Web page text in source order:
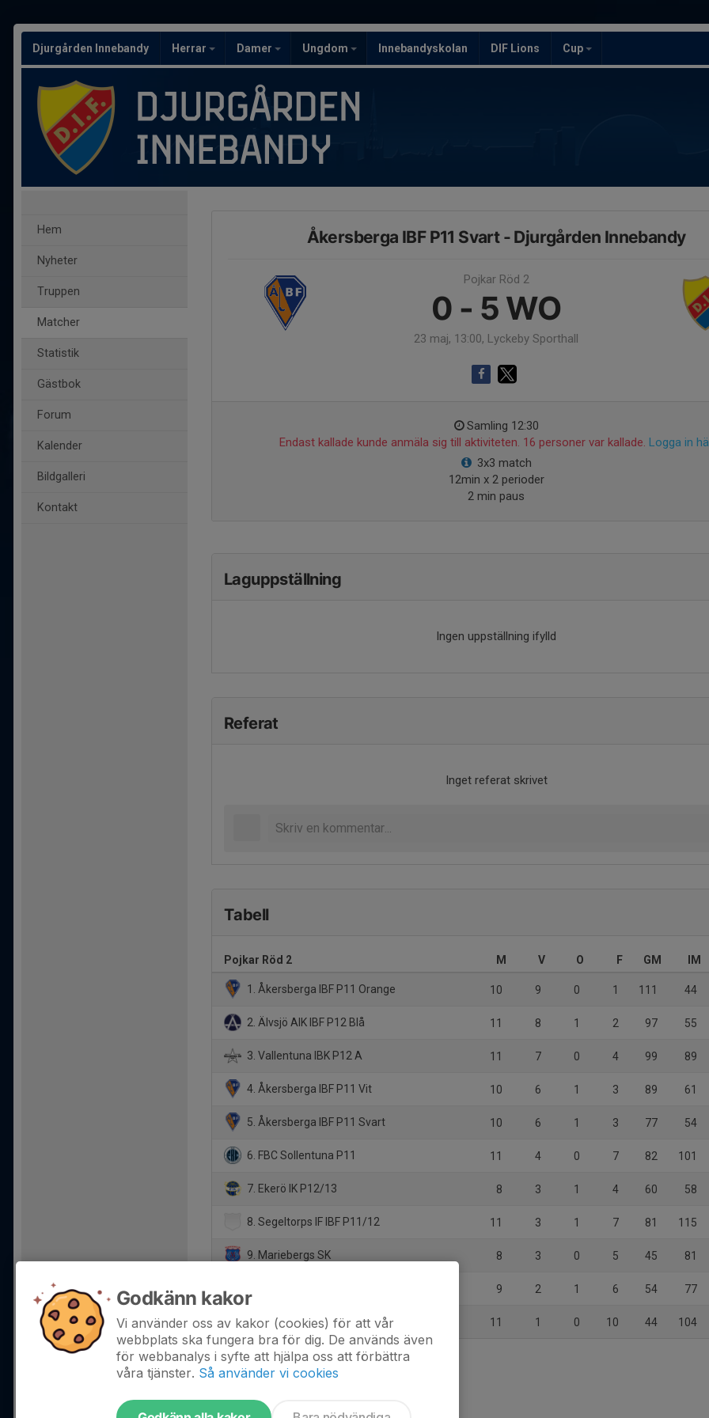
Djurgården Innebandy Herrar Damer Ungdom Innebandyskolan DIF Lions Cup
Hem
Nyheter
Truppen
Matcher
Statistik
Gästbok
Forum
Kalender
Bildgalleri
Kontakt
Åkersberga IBF P11 Svart - Djurgården Innebandy
Pojkar Röd 2
0 - 5 WO
23 maj, 13:00, Lyckeby Sporthall
Samling 12:30
Endast kallade kunde anmäla sig till aktiviteten. 16 personer var kallade. Logga in
3x3 match
12min x 2 perioder
2 min paus
Laguppställning
Ingen uppställning ifylld
Referat
Inget referat skrivet
Tabell
Pojkar Röd 2 M V O F GM IM
1. Åkersberga IBF P11 Orange 10 9 0 1 111 44
2. Älvsjö AIK IBF P12 Blå 11 8 1 2 97 55
3. Vallentuna IBK P12 A 11 7 0 4 99 89
4. Åkersberga IBF P11 Vit 10 6 1 3 89 61
5. Åkersberga IBF P11 Svart 10 6 1 3 77 54
6. FBC Sollentuna P11 11 4 0 7 82 101
7. Ekerö IK P12/13 8 3 1 4 60 58
8. Segeltorps IF IBF P11/12 11 3 1 7 81 115
9. Mariebergs SK 8 3 0 5 45 81
9 2 1 6 54 77
11. Djurgårdens IF IBS P10-12 11 1 0 10 44 104
Godkänn kakor
Vi använder oss av kakor (cookies) för att vår
webbplats ska fungera bra för dig. De används även
för webbanalys i syfte att hjälpa oss att förbättra
våra tjänster. Så använder vi cookies